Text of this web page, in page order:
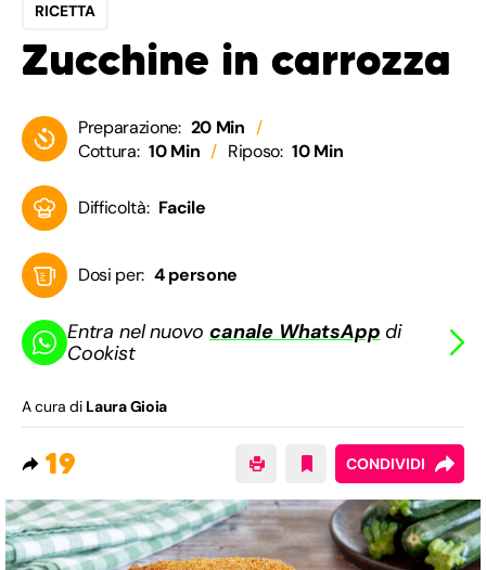
RICETTA
Zucchine in carrozza
Preparazione: 20 Min
Cottura: 10 Min Riposo: 10 Min
Difficoltà: Facile
Dosi per: 4 persone
Entra nel nuovocanale WhatsApp di
Cookist
A cura di Laura Gioia
19 CONDIVIDI